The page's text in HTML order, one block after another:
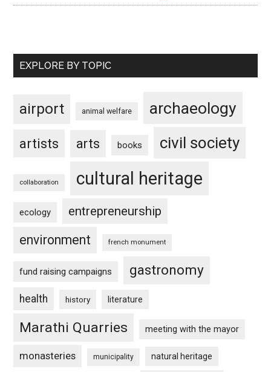
EXPLORE BY TOPIC
airport animal welfare archaeology
artists arts books civil society
collaboration cultural heritage
ecology entrepreneurship
environment french monument
fund raising campaigns gastronomy
health history literature
Marathi Quarries meeting with the mayor
monasteries municipality natural heritage